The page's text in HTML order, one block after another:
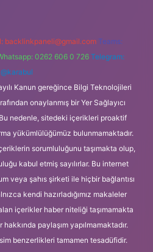
backlinkpaneli@gmail.com Teams:
0262 606 0 726 Telegram:
@karabul
Kanun gereğince Bilgi Teknolojileri
onaylanmış bir Yer Sağlayıcı
nedenle, sitedeki içerikleri proaktif
yükümlülüğümüz bulunmamaktadır.
sorumluluğunu taşımakta olup,
kabul etmiş sayılırlar. Bu internet
veya şahıs şirketi ile hiçbir bağlantısı
kendi hazırladığımız makaleler
içerikler haber niteliği taşımamakta
paylaşım yapılmamaktadır.
benzerlikleri tamamen tesadüfidir.